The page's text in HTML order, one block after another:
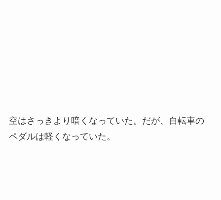
空はさっきより暗くなっていた。だが、自転車の
ペダルは軽くなっていた。